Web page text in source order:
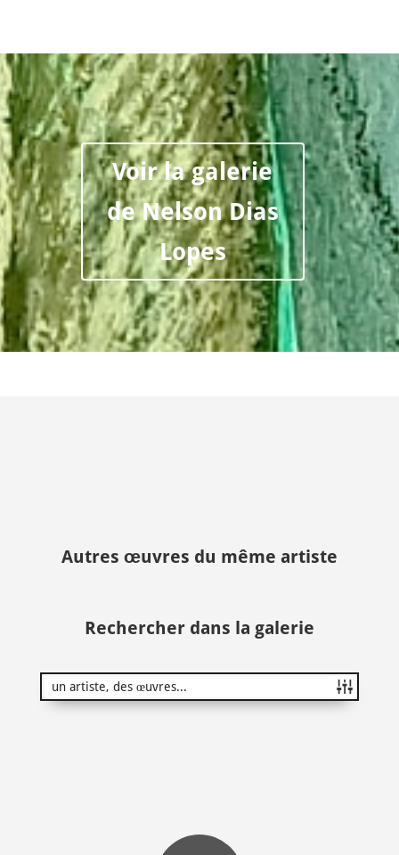
Voir la galerie
de Nelson Dias
Lopes
Autres œuvres du même artiste
Rechercher dans la galerie